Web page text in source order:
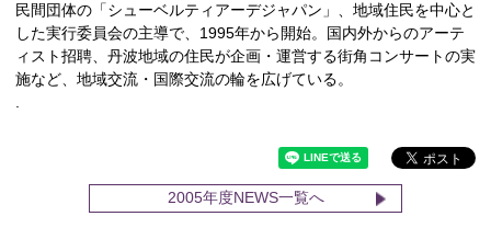
民間団体の「シューベルティアーデジャパン」、地域住民を中心と
した実行委員会の主導で、1995年から開始。国内外からのアーテ
ィスト招聘、丹波地域の住民が企画・運営する街角コンサートの実
施など、地域交流・国際交流の輪を広げている。
.
2005年度NEWS一覧へ